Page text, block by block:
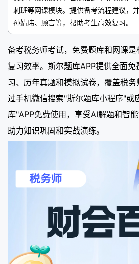
刺班等网课模块。提供备考流程建议，
孙婧玮、顾言等，帮助考生高效复习。
备考税务师考试，免费题库和网课
复习效率。斯尔题库APP提供全面
习、历年真题和模拟试卷，覆盖税
过手机微信搜索"斯尔题库小程序"或
库"APP免费使用，享受AI解题和智能
助力知识巩固和实战演练。